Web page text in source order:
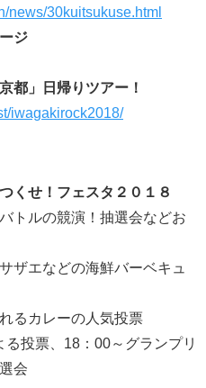
news/30kuitsukuse.html
ジ
都」日帰りツアー！
iwagakirock2018/
くせ！フェスタ２０１８
トルの競演！抽選会などお
ザエなどの海鮮バーベキュ
るカレーの人気投票
投票、18：00～グランプリ
会